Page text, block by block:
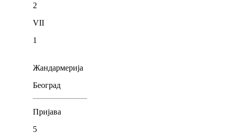
2
VII
1
Жандармерија
Београд
Пријава
5